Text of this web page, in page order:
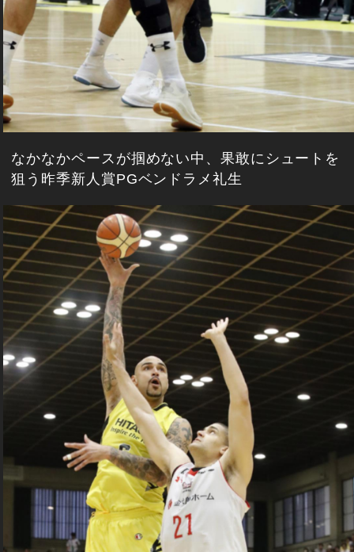
なかなかペースが掴めない中、果敢にシュートを
狙う昨季新人賞PGベンドラメ礼生